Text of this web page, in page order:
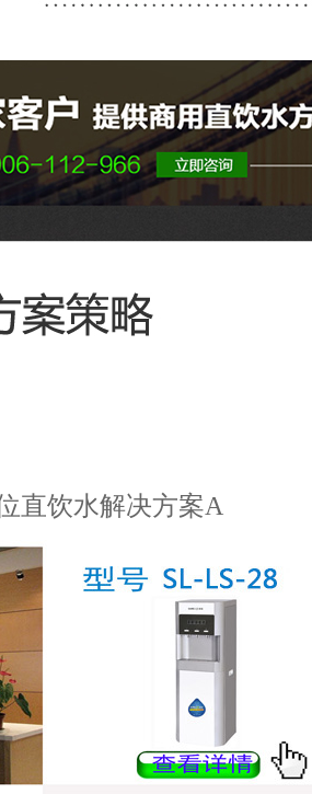
直饮水解决方案A